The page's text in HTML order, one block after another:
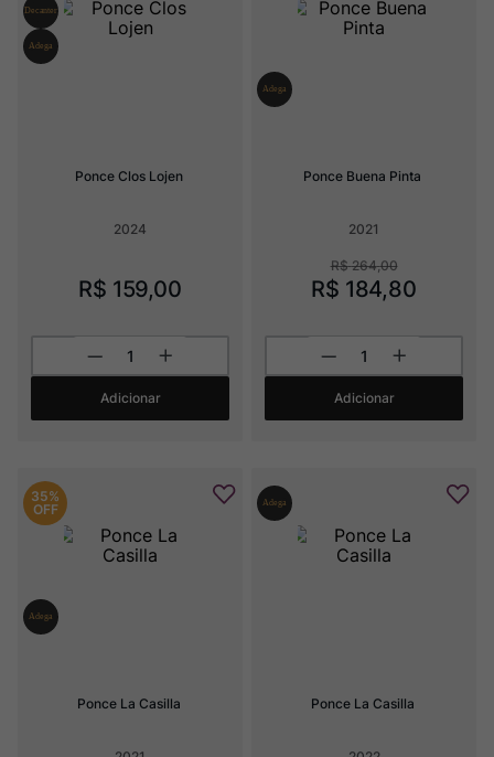
Ponce Clos Lojen
2024
R$ 159,00
Adicionar
Ponce Buena Pinta
2021
R$ 264,00
R$ 184,80
Adicionar
35%
OFF
Ponce La Casilla Ponce La Casilla
8º Rocim
9º Ver Sacrum